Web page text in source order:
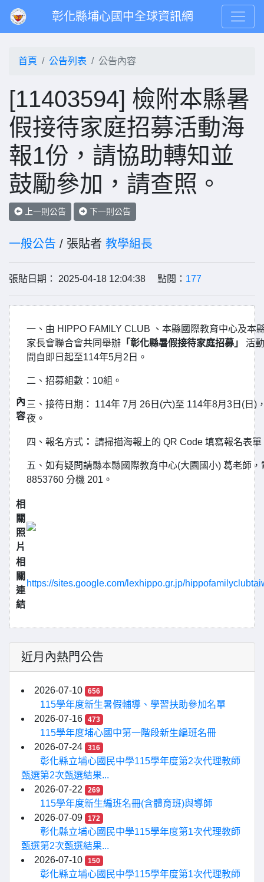
彰化縣埔心國中全球資訊網
首頁 公告列表 公告內容
[11403594] 檢附本縣暑
假接待家庭招募活動海
報1份，請協助轉知並
鼓勵參加，請查照。
上一則公告 下一則公告
一般公告 / 張貼者 教學組長
張貼日期： 2025-04-18 12:04:38 點閱： 177
內
容
一、由 HIPPO FAMILY CLUB 、本縣國際教育中心及本
家長會聯合會共同舉辦 「彰化縣暑假接待家庭招募」
活
間自即日起至114年5月2日。
二、招募組數：10組。
三、接待日期： 114年 7月 26日(六)至 114年8月3日(日)
夜。
四、報名方式 ： 請掃描海報上的 QR Code 填寫報名表單
五、如有疑問請縣本縣國際教育中心(大園國小) 葛老師，
8853760 分機 201。
相
關
照
片
相
關
連
結
https://sites.google.com/lexhippo.gr.jp/
近月內熱門公告
2026-07-10 656
115學年度新生暑假輔導、學習扶助參加名單
2026-07-16
473
115學年度埔心國中第一階段新生編班名冊
2026-07-24
316
彰化縣立埔心國民中學115學年度第2次代理教師
甄選第2次甄選結果...
2026-07-22
269
115學年度新生編班名冊(含體育班)與導師
2026-07-09
172
彰化縣立埔心國民中學115學年度第1次代理教師
甄選第2次甄選結果...
2026-07-10
150
彰化縣立埔心國民中學115學年度第1次代理教師